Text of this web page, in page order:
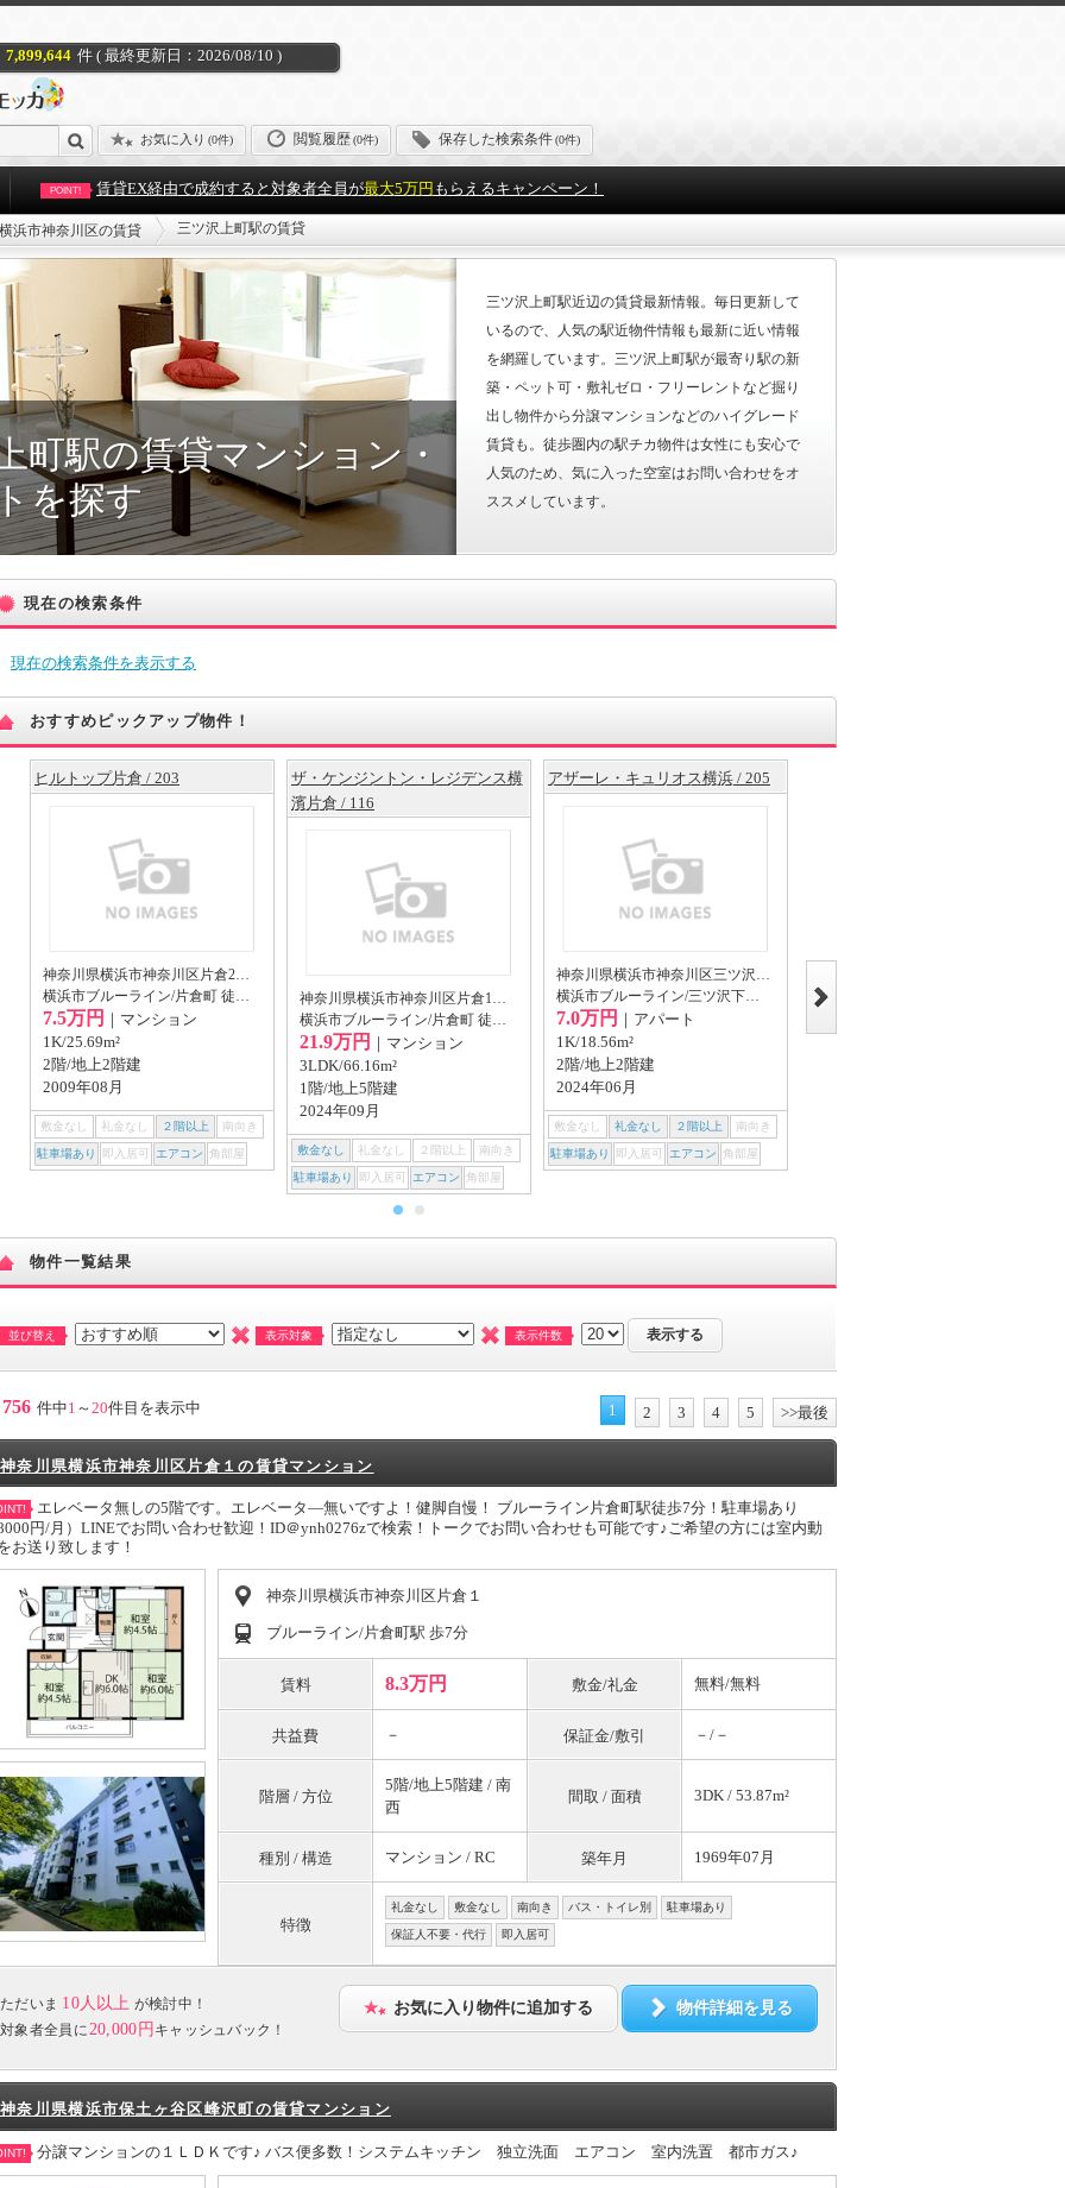
7,899,644 件 ( 最終更新日：2026/08/10 )
お気に入り (0件) 閲覧履歴(0件) 保存した検索条件(0件)
POINT! 賃貸EX経由で成約すると対象者全員が最大5万円 もらえるキャンペーン！
横浜市神奈川区の賃貸 三ツ沢上町駅の賃貸
町駅の賃貸マンション・
を探す
三ツ沢上町駅近辺の賃貸最新情報。毎日更新して
いるので、人気の駅近物件情報も最新に近い情報
を網羅しています。三ツ沢上町駅が最寄り駅の新
築・ペット可・敷礼ゼロ・フリーレントなど掘り
出し物件から分譲マンションなどのハイグレード
賃貸も。徒歩圏内の駅チカ物件は女性にも安心で
人気のため、気に入った空室はお問い合わせをオ
ススメしています。
現在の検索条件
現在の検索条件を表示する
おすすめピックアップ物件！
ヒルトップ片倉 / 203
神奈川県横浜市神奈川区片倉2丁目44-26
横浜市ブルーライン/片倉町 徒歩10分
7.5万円 ｜マンション
1K/25.69m²
2階/地上2階建
2009年08月
敷金なし 礼金なし ２階以上 南向き
駐車場あり 即入居可 エアコン 角部屋
ザ・ケンジントン・レジデンス横
濱片倉 / 116
神奈川県横浜市神奈川区片倉1丁目28-24
横浜市ブルーライン/片倉町 徒歩4分
21.9万円 ｜マンション
3LDK/66.16m²
1階/地上5階建
2024年09月
敷金なし 礼金なし ２階以上 南向き
駐車場あり 即入居可 エアコン 角部屋
アザーレ・キュリオス横浜 / 205
神奈川県横浜市神奈川区三ツ沢中町23-9
横浜市ブルーライン/三ツ沢下町 徒歩7分
7.0万円 ｜アパート
1K/18.56m²
2階/地上2階建
2024年06月
敷金なし 礼金なし ２階以上 南向き
駐車場あり 即入居可 エアコン 角部屋
物件一覧結果
並び替え 表示対象 表示件数
756 件中1 ～ 20件目を表示中 1 2 3 4 5 >>最後
神奈川県横浜市神奈川区片倉１の賃貸マンション
エレベータ無しの5階です。エレベータ―無いですよ！健脚自慢！ ブルーライン片倉町駅徒歩7分！駐車場あり
円/月）LINEでお問い合わせ歓迎！ID＠ynh0276zで検索！トークでお問い合わせも可能です♪ご希望の方には室内動
お送り致します！
神奈川県横浜市神奈川区片倉１
ブルーライン/片倉町駅 歩7分
賃料 8.3万円 敷金/礼金 無料/無料
共益費 － 保証金/敷引 －/－
階層 / 方位
5階/地上5階建 / 南
西
間取 / 面積 3DK / 53.87m²
種別 / 構造 マンション / RC 築年月 1969年07月
特徴
礼金なし 敷金なし 南向き バス・トイレ別 駐車場あり
保証人不要・代行 即入居可
ただいま 10人以上 が検討中！
対象者全員に20,000円 キャッシュバック！
お気に入り物件に追加する 物件詳細を見る
神奈川県横浜市保土ヶ谷区峰沢町の賃貸マンション
分譲マンションの１ＬＤＫです♪ バス便多数！システムキッチン 独立洗面 エアコン 室内洗置 都市ガス♪